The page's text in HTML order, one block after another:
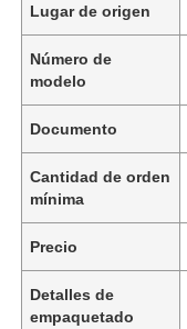
Lugar de origen
Número de
modelo
Documento
Cantidad de orden
mínima
Precio
Detalles de
empaquetado